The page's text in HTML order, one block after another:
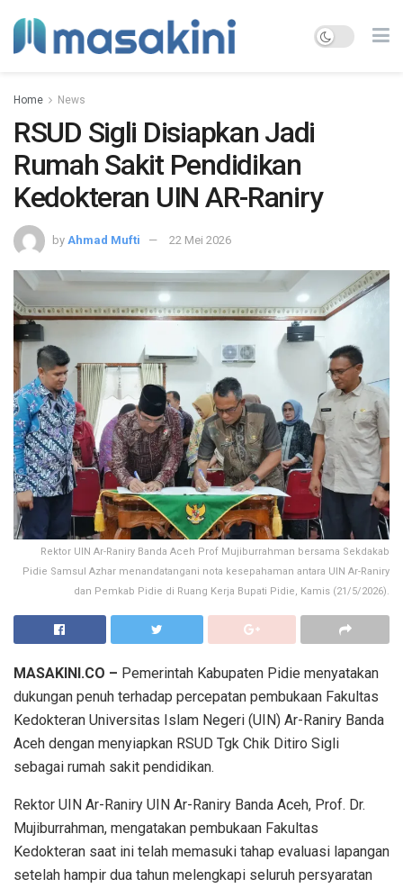
Home News
RSUD Sigli Disiapkan Jadi
Rumah Sakit Pendidikan
Kedokteran UIN AR-Raniry
by Ahmad Mufti 22 Mei 2026
Rektor UIN Ar-Raniry Banda Aceh Prof Mujiburrahman bersama Sekdakab
Pidie Samsul Azhar menandatangani nota kesepahaman antara UIN Ar-Raniry
dan Pemkab Pidie di Ruang Kerja Bupati Pidie, Kamis (21/5/2026).
MASAKINI.CO – Pemerintah Kabupaten Pidie menyatakan
dukungan penuh terhadap percepatan pembukaan Fakultas
Kedokteran Universitas Islam Negeri (UIN) Ar-Raniry Banda
Aceh dengan menyiapkan RSUD Tgk Chik Ditiro Sigli
sebagai rumah sakit pendidikan.
Rektor UIN Ar-Raniry UIN Ar-Raniry Banda Aceh, Prof. Dr.
Mujiburrahman, mengatakan pembukaan Fakultas
Kedokteran saat ini telah memasuki tahap evaluasi lapangan
setelah hampir dua tahun melengkapi seluruh persyaratan